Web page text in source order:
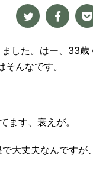
した。 はー、33歳
んなです。
ます、衰えが。
大丈夫なんですが